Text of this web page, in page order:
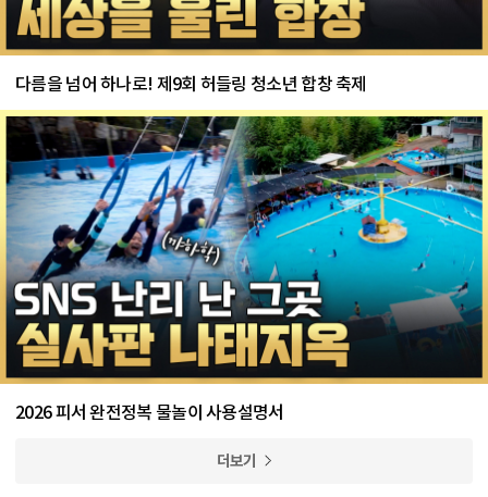
다름을 넘어 하나로! 제9회 허들링 청소년 합창 축제
2026 피서 완전정복 물놀이 사용설명서
더보기